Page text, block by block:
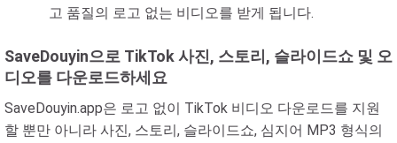
고 품질의 로고 없는 비디오를 받게 됩니다.
SaveDouyin으로 TikTok 사진, 스토리, 슬라이드쇼 및 오
디오를 다운로드하세요
SaveDouyin.app은 로고 없이 TikTok 비디오 다운로드를 지원
할 뿐만 아니라 사진, 스토리, 슬라이드쇼, 심지어 MP3 형식의